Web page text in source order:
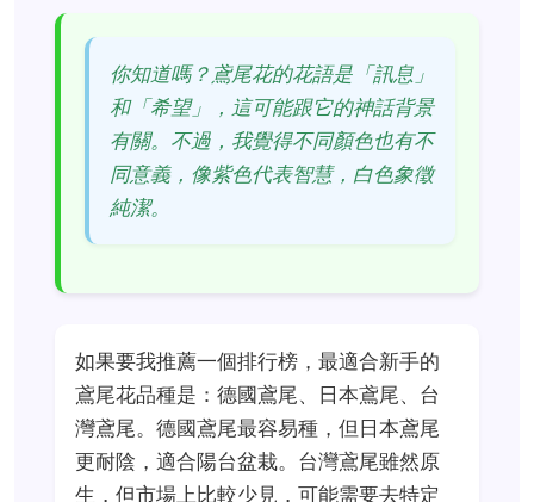
你知道嗎？鳶尾花的花語是「訊息」
和「希望」，這可能跟它的神話背景
有關。不過，我覺得不同顏色也有不
同意義，像紫色代表智慧，白色象徵
純潔。
如果要我推薦一個排行榜，最適合新手的
鳶尾花品種是：德國鳶尾、日本鳶尾、台
灣鳶尾。德國鳶尾最容易種，但日本鳶尾
更耐陰，適合陽台盆栽。台灣鳶尾雖然原
生，但市場上比較少見，可能需要去特定